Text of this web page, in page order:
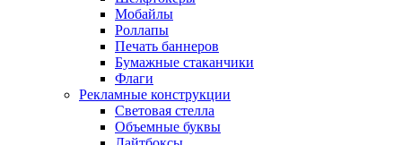
Мобайлы
Роллапы
Печать баннеров
Бумажные стаканчики
Флаги
Рекламные конструкции
Световая стелла
Объемные буквы